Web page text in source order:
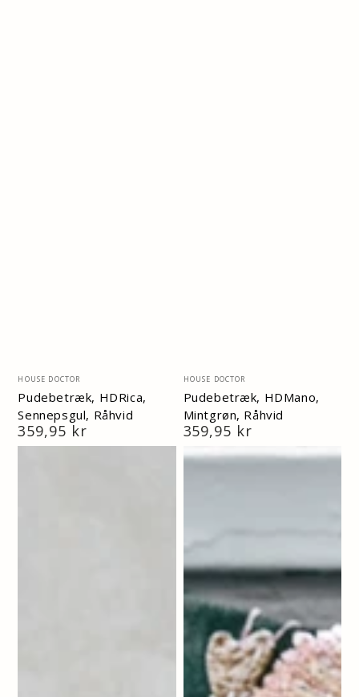
Vendor:
HOUSE DOCTOR
Pudebetræk, HDRica,
Sennepsgul, Råhvid
Normal
pris
359,95 kr
Vendor:
HOUSE DOCTOR
Pudebetræk, HDMano,
Mintgrøn, Råhvid
Normal
pris
359,95 kr